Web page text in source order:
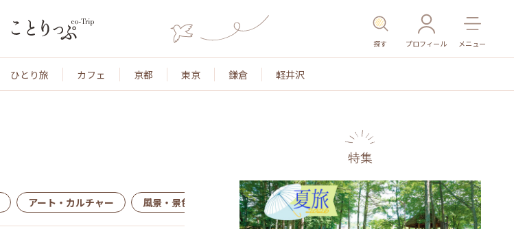
探す プロフィール メニュー
ひとり旅 カフェ 京都 東京 鎌倉 軽井沢
アート・カルチャー 風景・景色 名所・旧跡 温泉・スパ その他施設 ごはん
特集